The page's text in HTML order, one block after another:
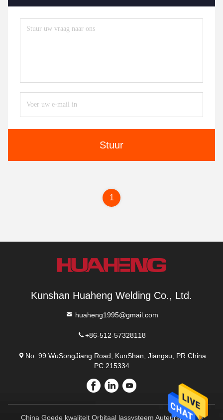
Stuur
1
Kunshan Huaheng Welding Co., Ltd.
huaheng1995@gmail.com
+86-512-57328118
No. 99 WuSongJiang Road, KunShan, Jiangsu, PR.China
PC.215334
China Goede kwaliteit Orbitaal lassysteem Auteursrecht ©